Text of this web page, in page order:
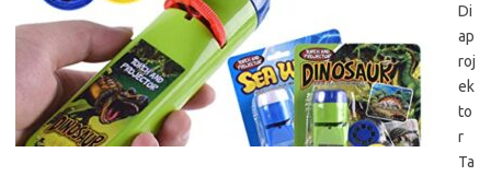
Di
ap
roj
ek
to
r
Ta